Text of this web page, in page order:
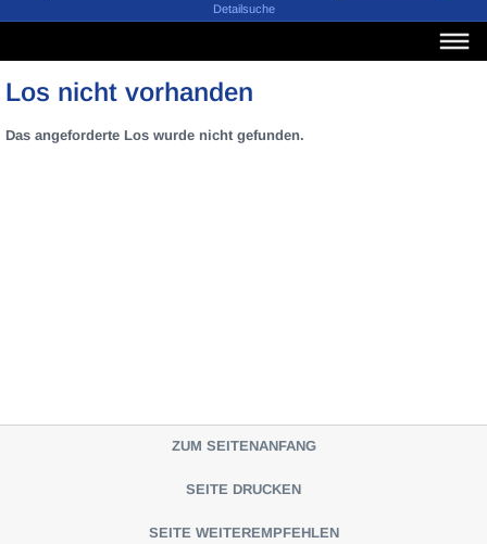
Detailsuche
Los nicht vorhanden
Das angeforderte Los wurde nicht gefunden.
ZUM SEITENANFANG
SEITE DRUCKEN
SEITE WEITEREMPFEHLEN